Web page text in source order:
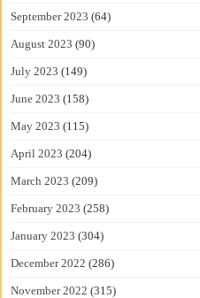
September 2023 (64)
August 2023 (90)
July 2023 (149)
June 2023 (158)
May 2023 (115)
April 2023 (204)
March 2023 (209)
February 2023 (258)
January 2023 (304)
December 2022 (286)
November 2022 (315)